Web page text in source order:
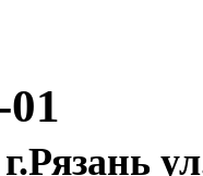
01
г.Рязань